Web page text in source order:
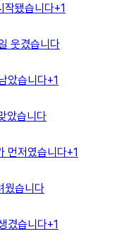
작됐습니다+1
웃겼습니다
았습니다+1
았습니다
먼저였습니다+1
웠습니다
겼습니다+1